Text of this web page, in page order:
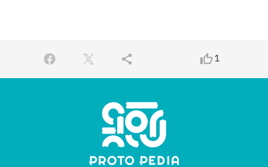
share thumb_up_alt1